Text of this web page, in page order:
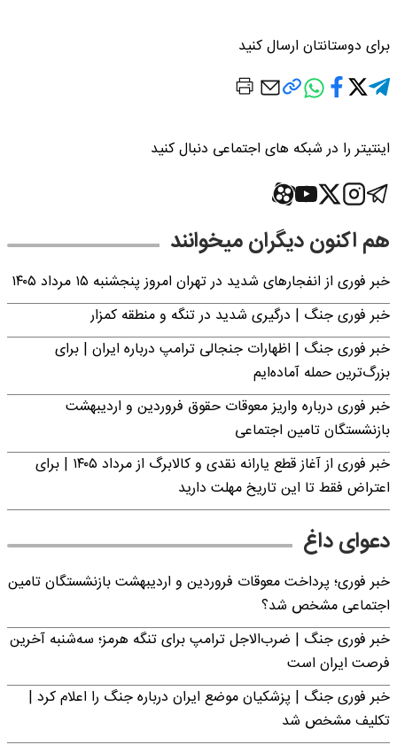
برای دوستانتان ارسال کنید
اینتیتر را در شبکه های اجتماعی دنبال کنید
هم اکنون دیگران میخوانند
خبر فوری از انفجارهای شدید در تهران امروز پنجشنبه ۱۵ مرداد ۱۴۰۵
خبر فوری جنگ | درگیری شدید در تنگه و منطقه کمزار
خبر فوری جنگ | اظهارات جنجالی ترامپ درباره ایران | برای
بزرگ‌ترین حمله آماده‌ایم
خبر فوری درباره واریز معوقات حقوق فروردین و اردیبهشت
بازنشستگان تامین اجتماعی
خبر فوری از آغاز قطع یارانه نقدی و کالابرگ از مرداد ۱۴۰۵ | برای
اعتراض فقط تا این تاریخ مهلت دارید
دعوای داغ
خبر فوری؛ پرداخت معوقات فروردین و اردیبهشت بازنشستگان تامین
اجتماعی مشخص شد؟
خبر فوری جنگ | ضرب‌الاجل ترامپ برای تنگه هرمز؛ سه‌شنبه آخرین
فرصت ایران است
خبر فوری جنگ | پزشکیان موضع ایران درباره جنگ را اعلام کرد |
تکلیف مشخص شد